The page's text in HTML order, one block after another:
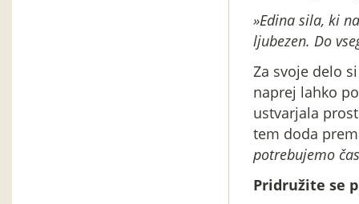
»Edina sila, ki
ljubezen. Do
Za svoje delo
naprej lahko
ustvarjala
tem doda
potrebujemo
Pridružite se